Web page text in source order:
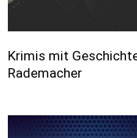
Krimis mit
Rademacher